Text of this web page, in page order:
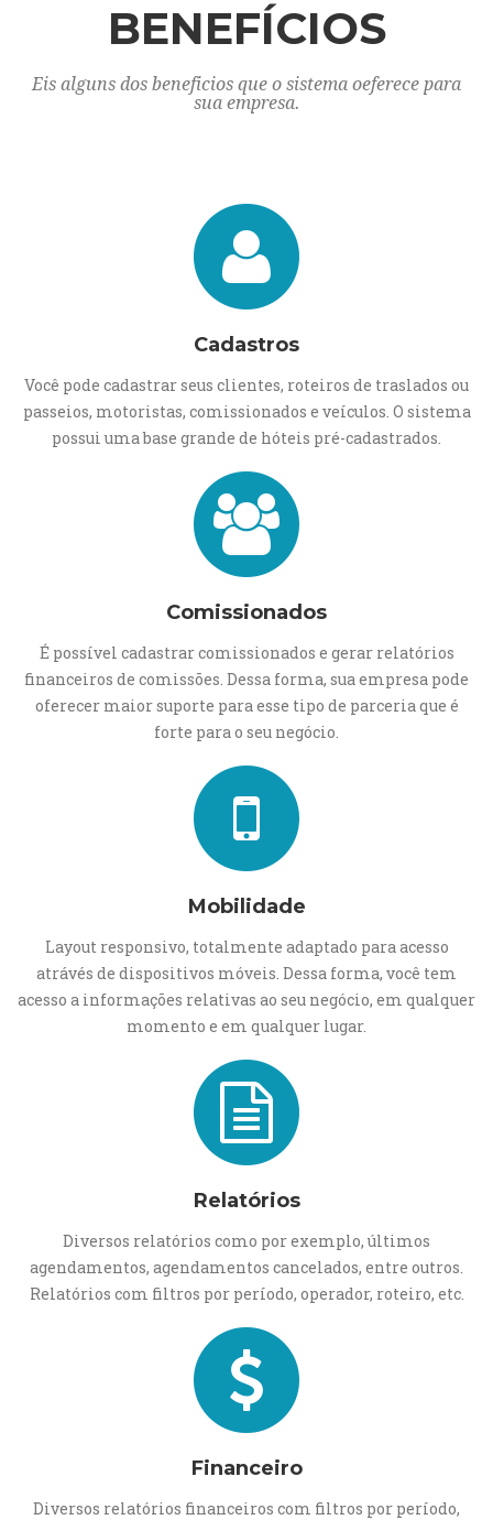
BENEFÍCIOS
Eis alguns dos beneficios que o sistema oeferece para
sua empresa.
Cadastros
Você pode cadastrar seus clientes, roteiros de traslados ou
passeios, motoristas, comissionados e veículos. O sistema
possui uma base grande de hóteis pré-cadastrados.
Comissionados
É possível cadastrar comissionados e gerar relatórios
financeiros de comissões. Dessa forma, sua empresa pode
oferecer maior suporte para esse tipo de parceria que é
forte para o seu negócio.
Mobilidade
Layout responsivo, totalmente adaptado para acesso
atrávés de dispositivos móveis. Dessa forma, você tem
acesso a informações relativas ao seu negócio, em qualquer
momento e em qualquer lugar.
Relatórios
Diversos relatórios como por exemplo, últimos
agendamentos, agendamentos cancelados, entre outros.
Relatórios com filtros por período, operador, roteiro, etc.
Financeiro
Diversos relatórios financeiros com filtros por período,